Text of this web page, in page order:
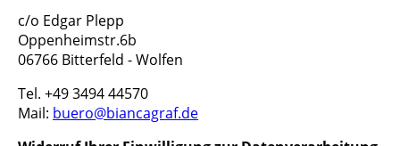
c/o Edgar Plepp
Oppenheimstr.6b
06766 Bitterfeld - Wolfen
Tel. +49 3494 44570
Mail: buero@biancagraf.de